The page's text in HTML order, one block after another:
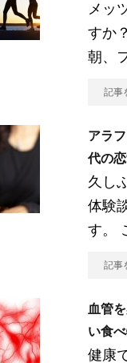
メッ
すか
朝、
記事
アラ
代の
久し
体験
す。
記事
血管
い食
健康